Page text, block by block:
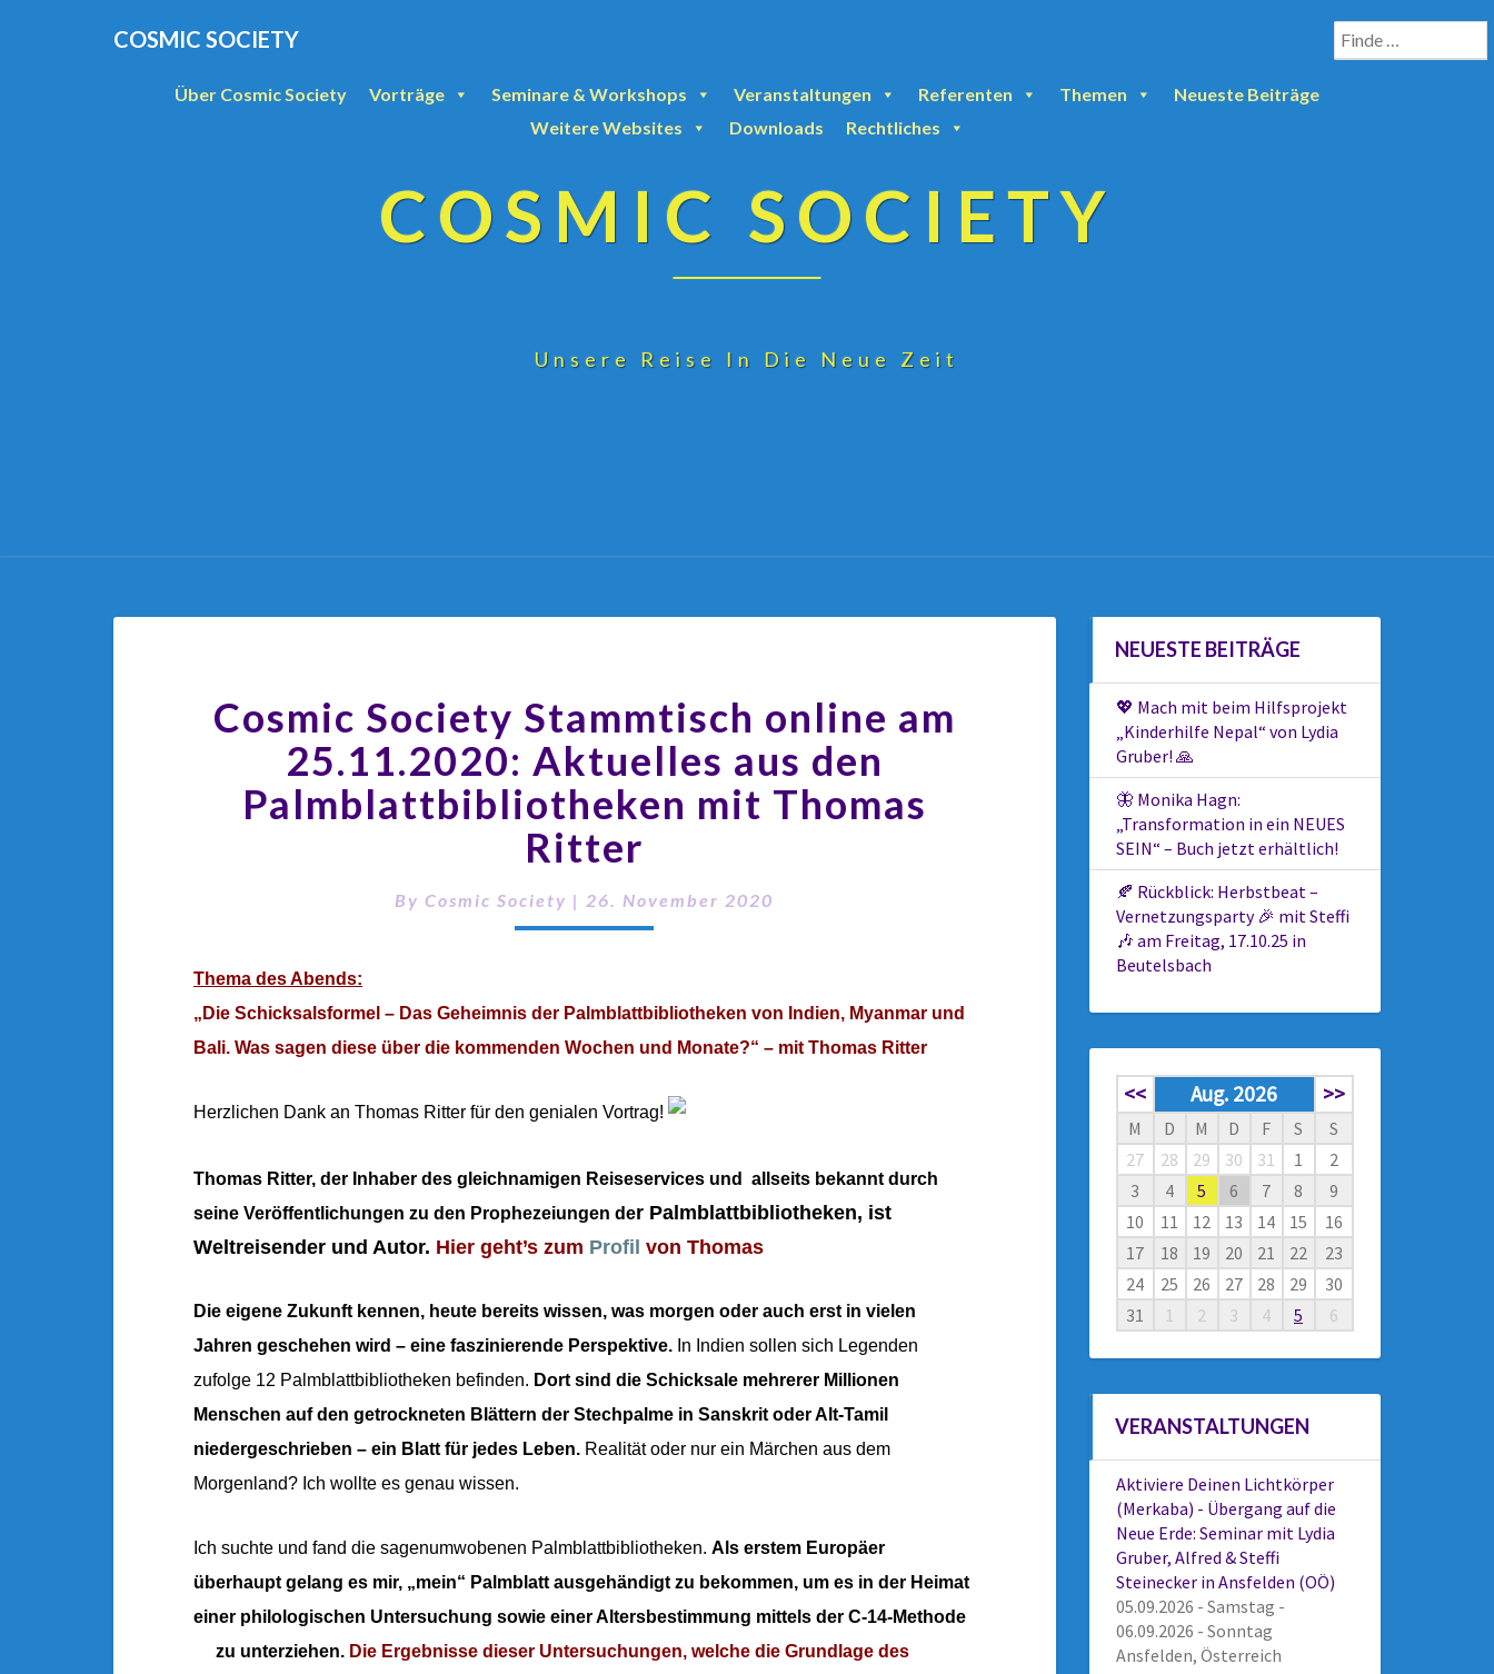
COSMIC SOCIETY
Über Cosmic Society Vorträge Seminare & Workshops Veranstaltungen Referenten Themen
Neueste Beiträge
Weitere Websites
Downloads Rechtliches
COSMIC SOCIETY
Unsere Reise In Die Neue Zeit
Cosmic Society Stammtisch online am
25.11.2020: Aktuelles aus den
Palmblattbibliotheken mit Thomas
Ritter
ByCosmic Society | 26. November 2020
Thema des Abends:
„Die Schicksalsformel – Das Geheimnis der Palmblattbibliotheken von Indien, Myanmar und
Bali. Was sagen diese über die kommenden Wochen und Monate?“ – mit Thomas Ritter
Herzlichen Dank an Thomas Ritter für den genialen Vortrag!
Thomas Ritter, der Inhaber des gleichnamigen Reiseservices und allseits bekannt durch
seine Veröffentlichungen zu den Prophezeiungen der Palmblattbibliotheken, ist
Weltreisender und Autor. Hier geht’s zum Profil von Thomas
Die eigene Zukunft kennen, heute bereits wissen, was morgen oder auch erst in vielen
Jahren geschehen wird – eine faszinierende Perspektive. In Indien sollen sich Legenden
zufolge 12 Palmblattbibliotheken befinden. Dort sind die Schicksale mehrerer Millionen
Menschen auf den getrockneten Blättern der Stechpalme in Sanskrit oder Alt-Tamil
niedergeschrieben – ein Blatt für jedes Leben. Realität oder nur ein Märchen aus dem
Morgenland? Ich wollte es genau wissen.
Ich suchte und fand die sagenumwobenen Palmblattbibliotheken. Als erstem Europäer
überhaupt gelang es mir, „mein“ Palmblatt ausgehändigt zu bekommen, um es in der Heimat
einer philologischen Untersuchung sowie einer Altersbestimmung mittels der C-14-Methode
zu unterziehen. Die Ergebnisse dieser Untersuchungen, welche die Grundlage des
NEUESTE BEITRÄGE
💖 Mach mit beim Hilfsprojekt
„Kinderhilfe Nepal“ von Lydia
Gruber! 🙏
🦋 Monika Hagn:
„Transformation in ein NEUES
SEIN“ – Buch jetzt erhältlich!
🍂 Rückblick: Herbstbeat –
Vernetzungsparty 🎉 mit Steffi
🎶 am Freitag, 17.10.25 in
Beutelsbach
<< Aug. 2026 >>
M D M D F S
S
27
28 29 30 31 1
2
3
4 5 6 7 8
9
10
11 12 13 14 15
16
17
18 19 20 21 22
23
24
25 26 27 28 29
30
31
1 2 3 4 5 6
VERANSTALTUNGEN
Aktiviere Deinen Lichtkörper
(Merkaba) - Übergang auf die
Neue Erde: Seminar mit Lydia
Gruber, Alfred & Steffi
Steinecker in Ansfelden (OÖ)
05.09.2026 - Samstag -
06.09.2026 - Sonntag
Ansfelden, Österreich